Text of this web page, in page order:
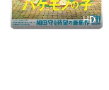
HD